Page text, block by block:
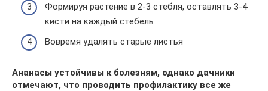
Формируя растение в 2-3 стебля, оставлять 3-4
кисти на каждый стебель
Вовремя удалять старые листья
Ананасы устойчивы к болезням, однако дачники
отмечают, что проводить профилактику все же